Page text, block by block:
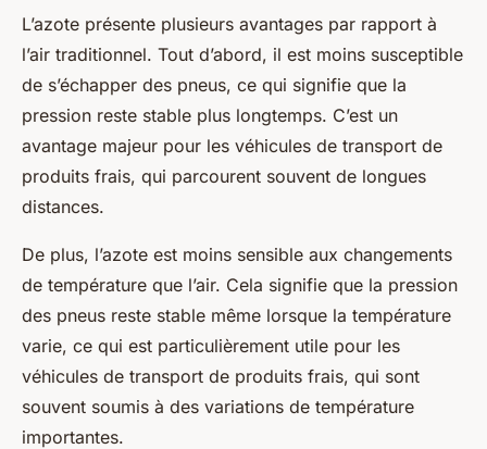
L’azote présente plusieurs avantages par rapport à
l’air traditionnel. Tout d’abord, il est moins susceptible
de s’échapper des pneus, ce qui signifie que la
pression reste stable plus longtemps. C’est un
avantage majeur pour les véhicules de transport de
produits frais, qui parcourent souvent de longues
distances.
De plus, l’azote est moins sensible aux changements
de température que l’air. Cela signifie que la pression
des pneus reste stable même lorsque la température
varie, ce qui est particulièrement utile pour les
véhicules de transport de produits frais, qui sont
souvent soumis à des variations de température
importantes.